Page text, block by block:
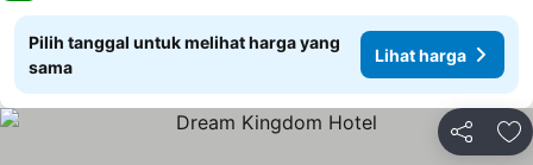
Pilih tanggal untuk melihat harga yang
sama
Lihat harga
Bagikan